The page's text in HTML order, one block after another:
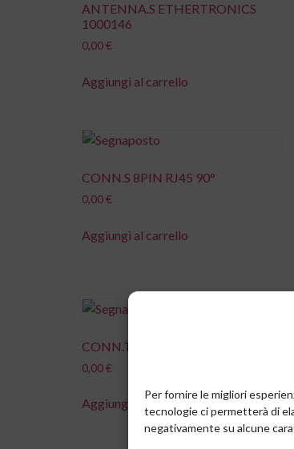
Per fornire le migliori
tecnologie ci permetterà di
negativamente su alcune
ANTENNA.S ETHERTRONICS
1000146
0,00€
Aggiungi al carrello
CONN.S 8PIN RJ45 90°
0,00€
Aggiungi al carrello
CONN.T JACK M. 90° 2,5MM
0,00€
Aggiungi al carrello